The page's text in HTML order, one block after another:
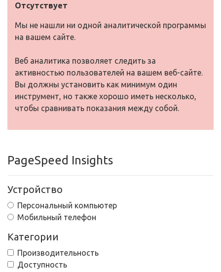
Отсутствует
Мы не нашли ни одной аналитической программы
на вашем сайте.
Веб аналитика позволяет следить за
активностью пользователей на вашем веб-сайте.
Вы должны установить как минимум один
инструмент, но также хорошо иметь несколько,
чтобы сравнивать показания между собой.
PageSpeed Insights
Устройство
Персональный компьютер
Мобильный телефон
Категории
Производительность
Доступность